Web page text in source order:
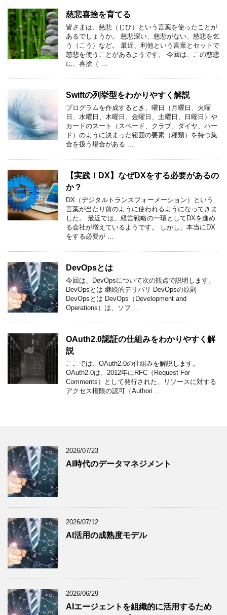
慈悲喜捨を育てる
皆さまは、慈悲（じひ）という言葉を使ったことが
あるでしょうか。 慈悲深い、慈悲がない、慈悲を乞
う（こう）など。 最近、利他という言葉とセットで
慈悲を使うことがあるようです。 今回は、この慈悲
に、喜捨（ …
Swiftの列挙型をわかりやすく解説
プログラムを作成するとき、曜日（月曜日、火曜
日、水曜日、木曜日、金曜日、土曜日、日曜日）や
カードのスート（スペード、クラブ、ダイヤ、ハー
ド）のように決まった範囲の要素（種類）を持つ集
合を扱う場合がある …
【実践！DX】なぜDXをする必要があるの
か？
DX（デジタルトランスフォーメーション）という
言葉が当たり前のように使われるようになってきま
した。 最近では、経営戦略の一環としてDXを進め
る会社が増えているようです。 しかし、本当にDX
をする必要が …
DevOpsとは
今回は、DevOpsについて次の観点で説明します。
DevOpsとは 継続的デリバリ DevOpsの原則
DevOpsとは DevOps（Development and
Operations）は、ソフ …
OAuth2.0認証の仕組みをわかりやすく解
説
ここでは、OAuth2.0の仕組みを解説します。
OAuth2.0は、2012年にRFC（Request For
Comments）として発行された、リソースに対する
アクセス権限の認可（Authori …
2026/07/23
AI時代のデータマネジメント
2026/07/12
AI活用の成熟度モデル
2026/06/29
AIエージェントを組織的に活用するため